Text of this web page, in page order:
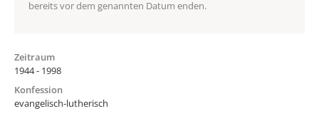
bereits vor dem genannten Datum enden.
Zeitraum
1944 - 1998
Konfession
evangelisch-lutherisch